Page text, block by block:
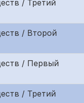
/ Третий
/ Второй
/ Первый
/ Третий